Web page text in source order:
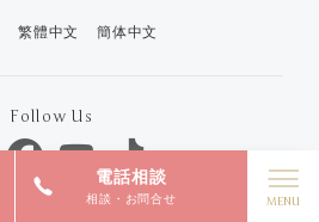
電話相談
相談・お問合せ
繁體中文 簡体中文
Follow Us